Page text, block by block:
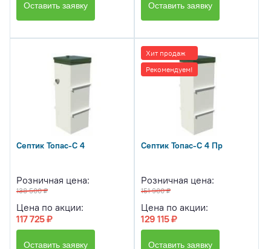
Оставить заявку Оставить заявку
Септик Топас-С 4
Розничная цена:
138 500 ₽
Цена по акции:
117 725 ₽
Оставить заявку
Хит продаж
Рекомендуем!
Септик Топас-С 4 Пр
Розничная цена:
151 900 ₽
Цена по акции:
129 115 ₽
Оставить заявку